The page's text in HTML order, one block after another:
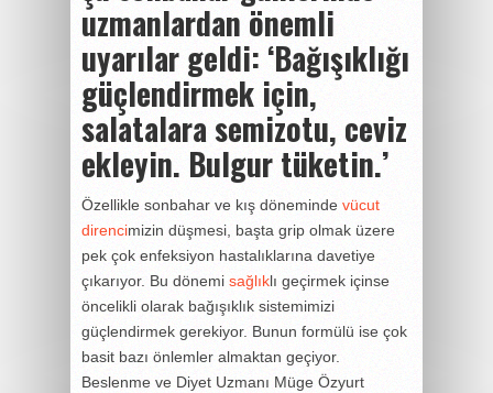
uzmanlardan önemli
uyarılar geldi: ‘Bağışıklığı
güçlendirmek için,
salatalara semizotu, ceviz
ekleyin. Bulgur tüketin.’
Özellikle sonbahar ve kış döneminde vücut
direncimizin düşmesi, başta grip olmak üzere
pek çok enfeksiyon hastalıklarına davetiye
çıkarıyor. Bu dönemi sağlıklı geçirmek içinse
öncelikli olarak bağışıklık sistemimizi
güçlendirmek gerekiyor. Bunun formülü ise çok
basit bazı önlemler almaktan geçiyor.
Beslenme ve Diyet Uzmanı Müge Özyurt